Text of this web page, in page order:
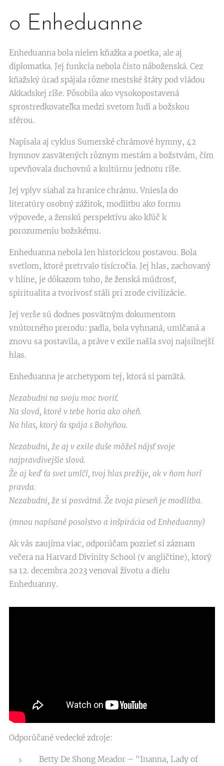
o Enheduanne
Enheduanna bola nielen kňažka a poetka, ale aj
diplomatka. Jej funkcia nebola čisto náboženská. Cez
kňažský úrad spájala rôzne mestské štáty pod vládou
Akkadskej ríše. Pôsobila ako vysokopostavená
sprostredkovateľka medzi svetom ľudí a božskou
sférou.
Napísala aj cyklus Sumerské chrámové hymny, 42
hymnov zasvätených rôznym mestám a božstvám, čím
upevňovala duchovnú a kultúrnu jednotu ríše.
Jej vplyv siahal za hranice chrámu. Vniesla do
literatúry osobný zážitok, modlitbu ako formu
výpovede, a ženskú perspektívu ako kľúč k
porozumeniu božskému.
Enheduanna nebola len historickou postavou. Bola
svetlom, ktoré pretrvalo tisícročia. Jej hlas, zachovaný
v hline, je dôkazom toho, že ženská múdrosť,
spiritualita a tvorivosť stáli pri zrode civilizácie.
Jej verše sú dodnes posvätným dokumentom
vnútorného prerodu: padla, bola vyhnaná, umlčaná a
znovu sa postavila, a práve v exile našla svoj najsilnejší
hlas.
Enheduanna je archetypom tej, ktorá si pamätá.
Nezabudni na svoju moc tvoriť.
Na slová, ktoré v tebe horia ako oheň.
Na hlas, ktorý ťa spája s Bohyňou.
Nezabudni, že aj v exile duše môžeš nájsť svoje
najpravdivejšie slová.
Že aj keď ťa svet umlčí, tvoj hlas prežije, ak v ňom horí
pravda.
Nezabudni, že si posvätná. Že tvoja pieseň je modlitba.
(mnou napísané posolstvo a inšpirácia od Enheduanny)
Ak vás zaujíma viac, odporúčam pozrieť si záznam
večera na Harvard Divinity School (v angličtine), ktorý
sa 12. decembra 2023 venoval životu a dielu
Enheduanny.
Odporúčané vedecké zdroje:
Betty De Shong Meador – "Inanna, Lady of